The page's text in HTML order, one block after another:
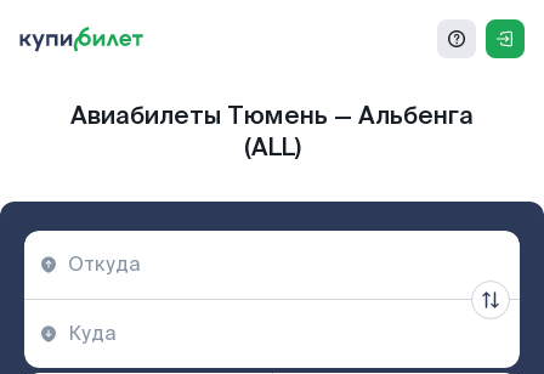
Авиабилеты Тюмень — Альбенга
(ALL)